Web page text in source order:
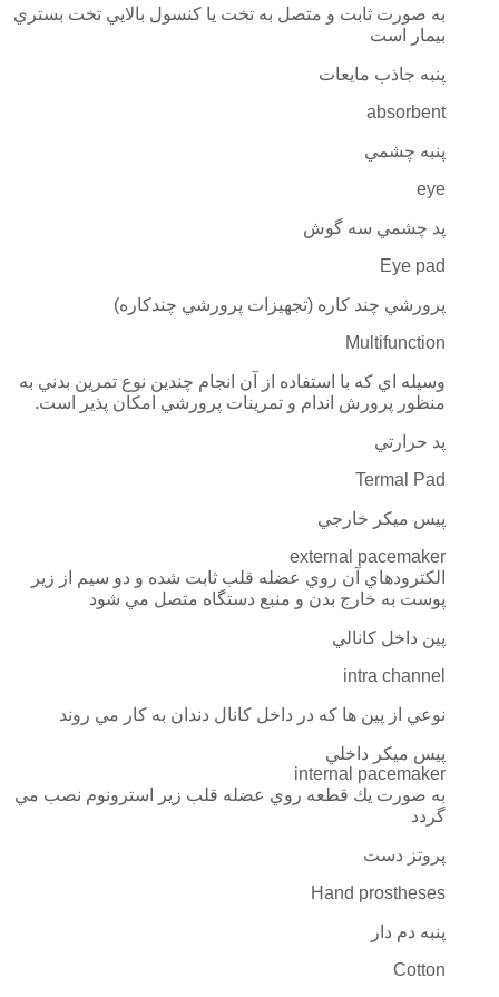
به صورت ثابت و متصل به تخت يا كنسول بالايي تخت بستري
بيمار است
پنبه جاذب مايعات
absorbent
پنبه چشمي
eye
پد چشمي سه گوش
Eye pad
پرورشي چند كاره (تجهيزات پرورشي چندكاره)
Multifunction
وسيله اي كه با استفاده از آن انجام چندين نوع تمرين بدني به
منظور پرورش اندام و تمرينات پرورشي امكان پذير است.
پد حرارتي
Termal Pad
پيس ميكر خارجي
external pacemaker
الكترودهاي آن روي عضله قلب ثابت شده و دو سيم از زير
پوست به خارج بدن و منبع دستگاه متصل مي شود
پين داخل كانالي
intra channel
نوعي از پين ها كه در داخل كانال دندان به كار مي روند
پيس ميكر داخلي
internal pacemaker
به صورت يك قطعه روي عضله قلب زير استرونوم نصب مي
گردد
پروتز دست
Hand prostheses
پنبه دم دار
Cotton